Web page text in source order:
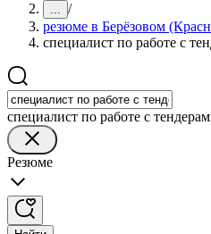
... /
резюме в Берёзовом
специалист по работе с
специалист по работе с
Резюме